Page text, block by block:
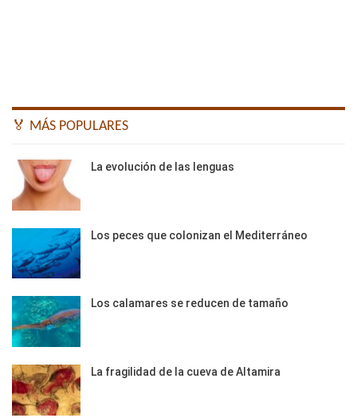
🏅 MÁS POPULARES
La evolución de las lenguas
Los peces que colonizan el Mediterráneo
Los calamares se reducen de tamaño
La fragilidad de la cueva de Altamira